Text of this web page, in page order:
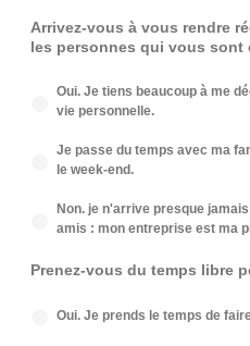
Arrivez-vous à vous rendre
les personnes qui vous sont
Oui. Je tiens beaucoup à me
vie personnelle.
Je passe du temps avec ma
le week-end.
Non. je n'arrive presque
amis : mon entreprise est ma
Prenez-vous du temps libre
Oui. Je prends le temps de